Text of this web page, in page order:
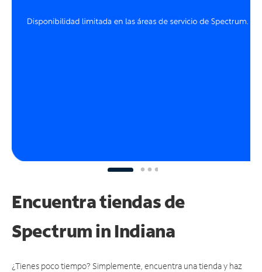
Encuentra tiendas de
Spectrumin Indiana
¿Tienes poco tiempo? Simplemente, encuentra una tienda y haz